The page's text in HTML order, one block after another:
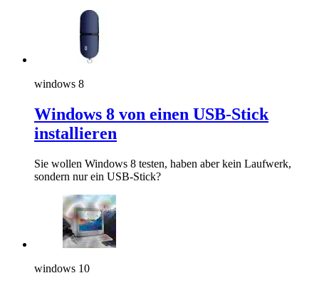
windows 8
Windows 8 von einen USB-Stick
installieren
Sie wollen Windows 8 testen, haben aber kein Laufwerk,
sondern nur ein USB-Stick?
windows 10